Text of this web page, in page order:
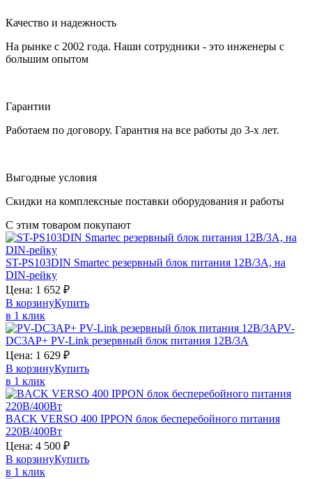
Качество и надежность
На рынке с 2002 года. Наши сотрудники - это инженеры с
большим опытом
Гарантии
Работаем по договору. Гарантия на все работы до 3-х лет.
Выгодные условия
Скидки на комплексные поставки оборудования и работы
С этим товаром покупают
ST-PS103DIN Smartec резервный блок питания 12В/3А, на
DIN-рейку
Цена: 1 652 ₽
В корзинуКупить
в 1 клик
PV-
DC3AP+ PV-Link резервный блок питания 12В/3А
Цена: 1 629 ₽
В корзинуКупить
в 1 клик
BACK VERSO 400 IPPON блок бесперебойного питания
220В/400Вт
Цена: 4 500 ₽
В корзинуКупить
в 1 клик